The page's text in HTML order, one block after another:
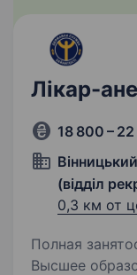
Лікар-
18 800 –
(відділ
0,3 км от
Полная
Высшее образование.